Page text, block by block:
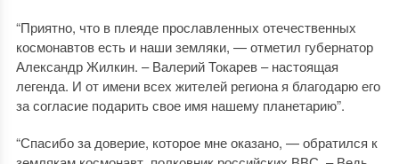
“Приятно, что в плеяде прославленных отечественных
космонавтов есть и наши земляки, — отметил губернатор
Александр Жилкин. – Валерий Токарев – настоящая
легенда. И от имени всех жителей региона я благодарю его
за согласие подарить свое имя нашему планетарию”.
“Спасибо за доверие, которое мне оказано, — обратился к